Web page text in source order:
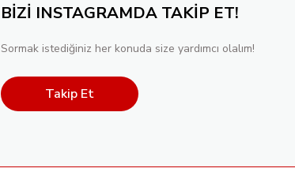
BİZİ INSTAGRAMDA TAKİP ET!
Sormak istediğiniz her konuda size yardımcı olalım!
Takip Et